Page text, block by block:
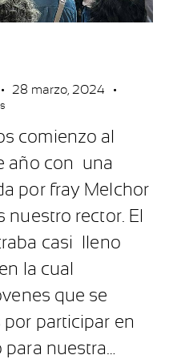
28 marzo, 2024
comienzo al
año con una
por fray Melchor
rector. El
casi lleno
la cual
que se
participar en
nuestra…